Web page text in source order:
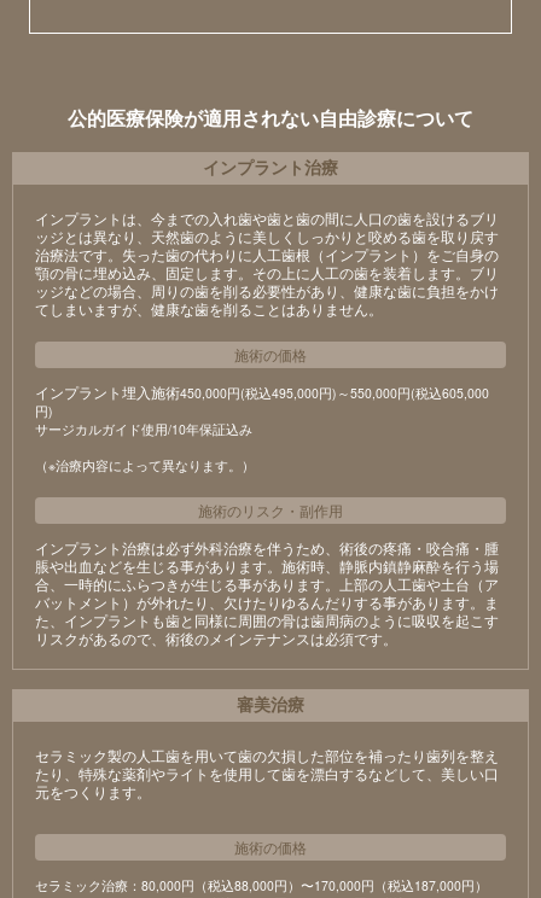
公的医療保険が適用されない自由診療について
インプラント治療
インプラントは、今までの入れ歯や歯と歯の間に人口の歯を設けるブリ
ッジとは異なり、天然歯のように美しくしっかりと咬める歯を取り戻す
治療法です。失った歯の代わりに人工歯根（インプラント）をご自身の
顎の骨に埋め込み、固定します。その上に人工の歯を装着します。ブリ
ッジなどの場合、周りの歯を削る必要性があり、健康な歯に負担をかけ
てしまいますが、健康な歯を削ることはありません。
施術の価格
インプラント埋入施術450,000円(税込495,000円)～550,000円(税込605,000
円)
サージカルガイド使用/10年保証込み
（※治療内容によって異なります。）
施術のリスク ・ 副作用
インプラント治療は必ず外科治療を伴うため、術後の疼痛・咬合痛・腫
脹や出血などを生じる事があります。施術時、静脈内鎮静麻酔を行う場
合、一時的にふらつきが生じる事があります。上部の人工歯や土台（ア
バットメント）が外れたり、欠けたりゆるんだりする事があります。ま
た、インプラントも歯と同様に周囲の骨は歯周病のように吸収を起こす
リスクがあるので、術後のメインテナンスは必須です。
審美治療
セラミック製の⼈⼯⻭を⽤いて⻭の⽋損した部位を補ったり⻭列を整え
たり、特殊な薬剤やライトを使⽤して⻭を漂⽩するなどして、美しい⼝
元をつくります。
施術の価格
セラミック治療：80,000円（税込88,000円）〜170,000円（税込187,000円）